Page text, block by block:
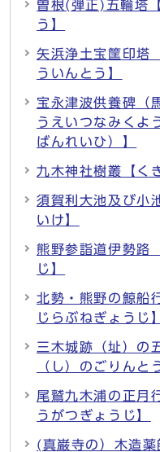
曽根(弾正)五輪塔
う】
矢浜浄土宝筐印塔
ういんとう】
宝永津波供養碑（
うえいつなみくよ
ばんれいひ）】
九木神社樹叢【く
須賀利大池及び小
いけ】
熊野参詣道伊勢路
じ】
北勢・熊野の鯨船
じらぶねぎょうじ】
三木城跡（址）の
（し）のごりんと
尾鷲九木浦の正月
うがつぎょうじ】
(真巌寺の）木造